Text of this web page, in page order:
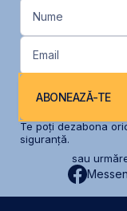
Nume
Email
ABONEAZĂ-TE
Te poți dezabona
siguranță.
sau